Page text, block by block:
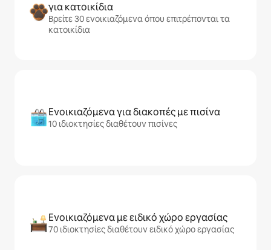
για κατοικίδια
Βρείτε 30 ενοικιαζόμενα όπου επιτρέπονται τα
κατοικίδια
Ενοικιαζόμενα για διακοπές με πισίνα
10 ιδιοκτησίες διαθέτουν πισίνες
Ενοικιαζόμενα με ειδικό χώρο εργασίας
70 ιδιοκτησίες διαθέτουν ειδικό χώρο εργασίας